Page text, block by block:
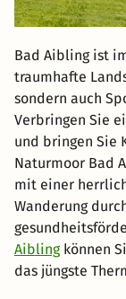
Bad Aibling ist
traumhafte
sondern auch
Verbringen Sie
und bringen Sie
Naturmoor Bad
mit einer
Wanderung
Aiblingkönnen
das jüngste